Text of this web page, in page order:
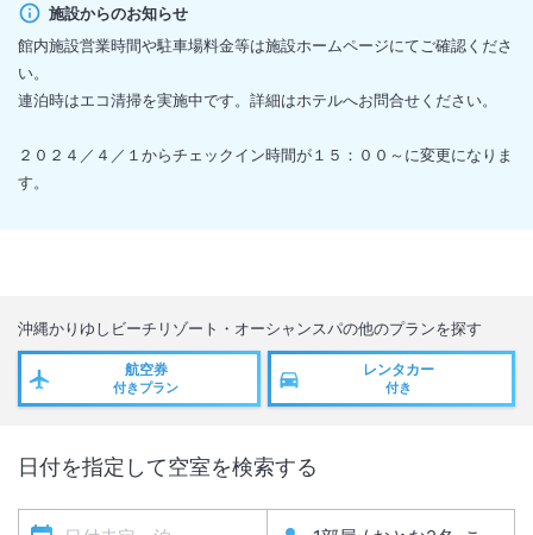
施設からのお知らせ
館内施設営業時間や駐車場料金等は施設ホームページにてご確認くださ
い。
連泊時はエコ清掃を実施中です。詳細はホテルへお問合せください。
２０２４／４／１からチェックイン時間が１５：００～に変更になりま
す。
沖縄かりゆしビーチリゾート・オーシャンスパの他のプランを探す
航空券
付きプラン
レンタカー
付き
日付を指定して空室を検索する